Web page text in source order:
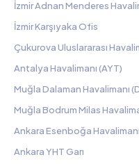
İzmir Adnan Menderes
İzmir Karşıyaka Ofis
Çukurova Uluslararası
Antalya Havalimanı (AYT)
Muğla Dalaman Havalimanı
Muğla Bodrum Milas
Ankara Esenboğa
Ankara YHT Garı